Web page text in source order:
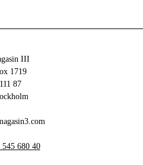
III
1719
111 87
545 680 40